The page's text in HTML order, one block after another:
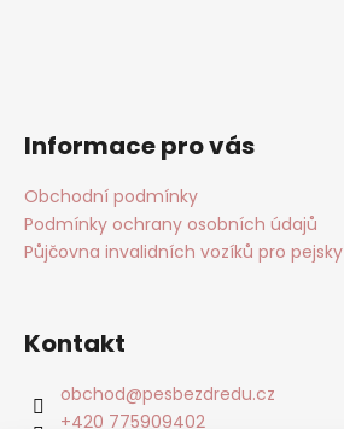
Informace pro vás
Obchodní podmínky
Podmínky ochrany osobních údajů
Půjčovna invalidních vozíků pro pejsky
Kontakt
obchod@pesbezdredu.cz
+420 775909402